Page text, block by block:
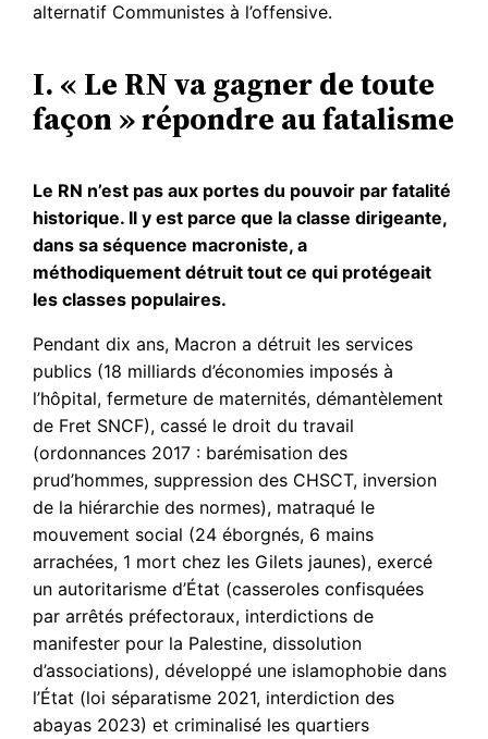
alternatif Communistes à l’offensive.
I. « Le RN va gagner de toute
façon » répondre au fatalisme
Le RN n’est pas aux portes du pouvoir par fatalité
historique. Il y est parce que la classe dirigeante,
dans sa séquence macroniste, a
méthodiquement détruit tout ce qui protégeait
les classes populaires.
Pendant dix ans, Macron a détruit les services
publics (18 milliards d’économies imposés à
l’hôpital, fermeture de maternités, démantèlement
de Fret SNCF), cassé le droit du travail
(ordonnances 2017 : barémisation des
prud’hommes, suppression des CHSCT, inversion
de la hiérarchie des normes), matraqué le
mouvement social (24 éborgnés, 6 mains
arrachées, 1 mort chez les Gilets jaunes), exercé
un autoritarisme d’État (casseroles confisquées
par arrêtés préfectoraux, interdictions de
manifester pour la Palestine, dissolution
d’associations), développé une islamophobie dans
l’État (loi séparatisme 2021, interdiction des
abayas 2023) et criminalisé les quartiers